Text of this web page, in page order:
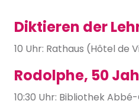
Diktieren der
10 Uhr: Rathaus (Hôtel de
Rodolphe, 50
10:30 Uhr: Bibliothek